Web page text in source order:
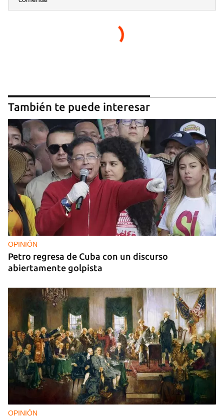
También te puede interesar
OPINIÓN
Petro regresa de Cuba con un discurso
abiertamente golpista
OPINIÓN